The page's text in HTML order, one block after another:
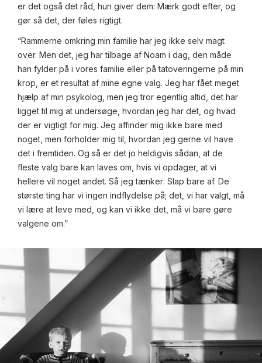
er det også det råd, hun giver dem: Mærk godt efter, og
gør så det, der føles rigtigt.
“Rammerne omkring min familie har jeg ikke selv magt
over. Men det, jeg har tilbage af Noam i dag, den måde
han fylder på i vores familie eller på tatoveringerne på min
krop, er et resultat af mine egne valg. Jeg har fået meget
hjælp af min psykolog, men jeg tror egentlig altid, det har
ligget til mig at undersøge, hvordan jeg har det, og hvad
der er vigtigt for mig. Jeg affinder mig ikke bare med
noget, men forholder mig til, hvordan jeg gerne vil have
det i fremtiden. Og så er det jo heldigvis sådan, at de
fleste valg bare kan laves om, hvis vi opdager, at vi
hellere vil noget andet. Så jeg tænker: Slap bare af. De
største ting har vi ingen indflydelse på; det, vi har valgt, må
vi lære at leve med, og kan vi ikke det, må vi bare gøre
valgene om.”